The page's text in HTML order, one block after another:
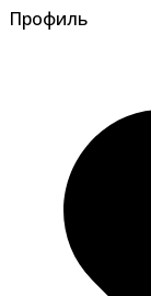
Профиль